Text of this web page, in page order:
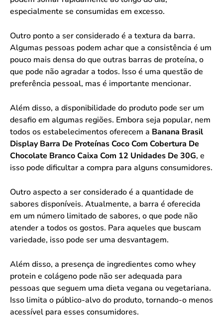
especialmente se consumidas em excesso.
Outro ponto a ser considerado é a textura da barra.
Algumas pessoas podem achar que a consistência é um
pouco mais densa do que outras barras de proteína, o
que pode não agradar a todos. Isso é uma questão de
preferência pessoal, mas é importante mencionar.
Além disso, a disponibilidade do produto pode ser um
desafio em algumas regiões. Embora seja popular, nem
todos os estabelecimentos oferecem a Banana Brasil
Display Barra De Proteínas Coco Com Cobertura De
Chocolate Branco Caixa Com 12 Unidades De 30G, e
isso pode dificultar a compra para alguns consumidores.
Outro aspecto a ser considerado é a quantidade de
sabores disponíveis. Atualmente, a barra é oferecida
em um número limitado de sabores, o que pode não
atender a todos os gostos. Para aqueles que buscam
variedade, isso pode ser uma desvantagem.
Além disso, a presença de ingredientes como whey
protein e colágeno pode não ser adequada para
pessoas que seguem uma dieta vegana ou vegetariana.
Isso limita o público-alvo do produto, tornando-o menos
acessível para esses consumidores.